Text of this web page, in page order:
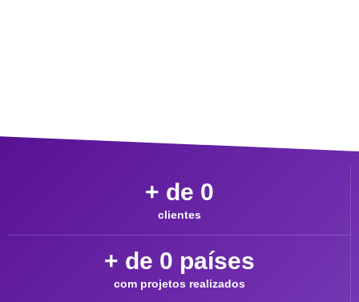
clientes
+ de 0
com projetos realizados
+ de 0 países